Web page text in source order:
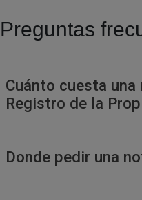
Preguntas
Cuánto cuesta
Registro de la
Donde pedir una